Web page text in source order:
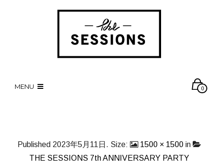
MENU 0
Published 2023年5月11日 . Size: 1500 × 1500in
THE SESSIONS 7th ANNIVERSARY PARTY